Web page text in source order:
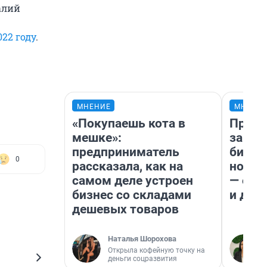
году.
0
МНЕНИЕ
«Покупаешь кота в
мешке»:
предприниматель
рассказала, как на
самом деле устроен
бизнес со складами
дешевых товаров
Наталья Шорохова
Открыла кофейную точку на
деньги соцразвития
— он
и